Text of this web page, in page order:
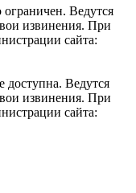
Ведутся
извинения. При
сайта:
доступна. Ведутся
извинения. При
сайта: